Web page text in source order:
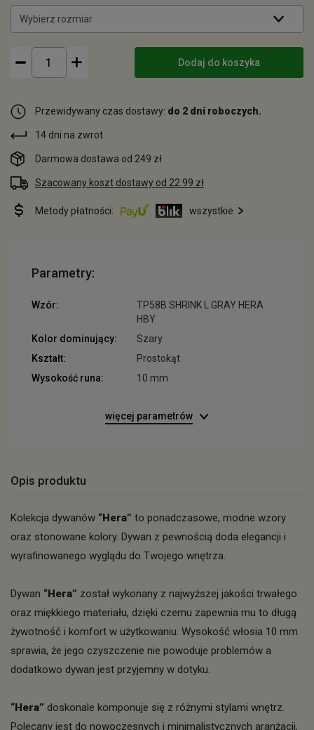
Wybierz rozmiar
Dodaj do koszyka
Przewidywany czas dostawy: do 2 dni roboczych.
14 dni na zwrot
Darmowa dostawa od 249 zł
Szacowany koszt dostawy od 22.99 zł
Metody płatności: wszystkie
Parametry:
Wzór:
TP58B SHRINK L.GRAY HERA
HBY
Kolor dominujący:
Szary
Kształt:
Prostokąt
Wysokość runa:
10 mm
więcej parametrów
Opis produktu
Kolekcja dywanów “Hera” to ponadczasowe, modne wzory
oraz stonowane kolory. Dywan z pewnością doda elegancji i
wyrafinowanego wyglądu do Twojego wnętrza.
Dywan “Hera” został wykonany z najwyższej jakości trwałego
oraz miękkiego materiału, dzięki czemu zapewnia mu to długą
żywotność i komfort w użytkowaniu. Wysokość włosia 10 mm
sprawia, że jego czyszczenie nie powoduje problemów a
dodatkowo dywan jest przyjemny w dotyku.
“Hera” doskonale komponuje się z różnymi stylami wnętrz.
Polecany jest do nowoczesnych i minimalistycznych aranżacji,